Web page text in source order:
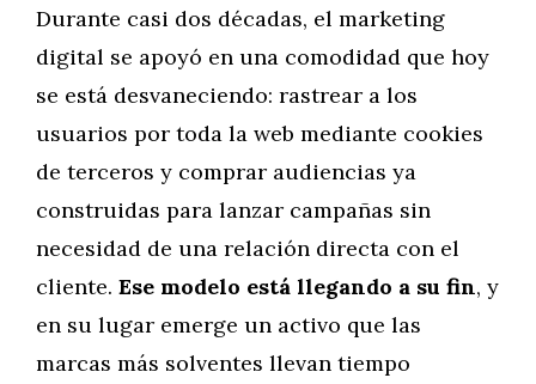
Durante casi dos décadas, el marketing
digital se apoyó en una comodidad que hoy
se está desvaneciendo: rastrear a los
usuarios por toda la web mediante cookies
de terceros y comprar audiencias ya
construidas para lanzar campañas sin
necesidad de una relación directa con el
cliente. Ese modelo está llegando a su fin, y
en su lugar emerge un activo que las
marcas más solventes llevan tiempo